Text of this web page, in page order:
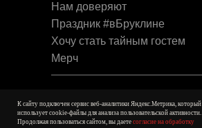
К сайту подключен сервис веб-аналитики Яндекс.Метрика, который
использует cookie-файлы для анализа пользовательской активности.
Продолжая пользоваться сайтом, вы даете согласие на обработку
Мерч
Праздник #вБруклине
Нам доверяют
© 2016-2025 Brooklyn Bowl
Юридическая информация
Хочу стать тайным гостем